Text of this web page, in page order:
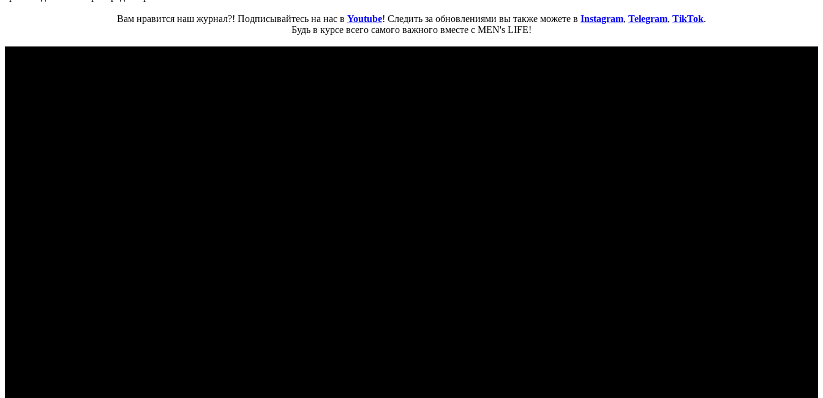
Вам нравится наш журнал?! Подписывайтесь на нас в Youtube! Следить за обновлениями вы также можете в Instagram, Telegram, TikTok.
Будь в курсе всего самого важного вместе с MEN's LIFE!